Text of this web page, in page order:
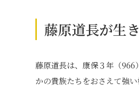
藤原道長が生
藤原道長は、康保３年（
かの貴族たちをおさえて強